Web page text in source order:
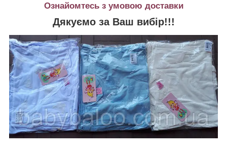
Ознайомтесь з умовою доставки
Дякуємо за Ваш вибір!!!